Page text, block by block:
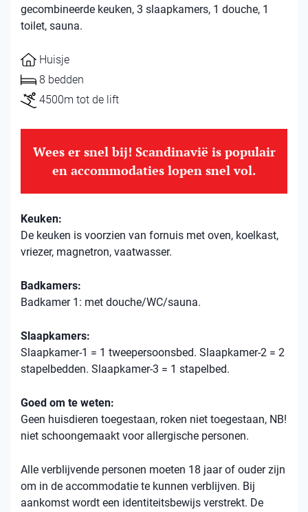
gecombineerde keuken, 3 slaapkamers, 1 douche, 1
toilet, sauna.
Huisje
8 bedden
4500m tot de lift
Wees er snel bij! Scandinavië is populair
en accommodaties lopen snel vol.
Keuken:
De keuken is voorzien van fornuis met oven, koelkast,
vriezer, magnetron, vaatwasser.
Badkamers:
Badkamer 1: met douche/WC/sauna.
Slaapkamers:
Slaapkamer-1 = 1 tweepersoonsbed. Slaapkamer-2 = 2
stapelbedden. Slaapkamer-3 = 1 stapelbed.
Goed om te weten:
Geen huisdieren toegestaan, roken niet toegestaan, NB!
niet schoongemaakt voor allergische personen.
Alle verblijvende personen moeten 18 jaar of ouder zijn
om in de accommodatie te kunnen verblijven. Bij
aankomst wordt een identiteitsbewijs verstrekt. De